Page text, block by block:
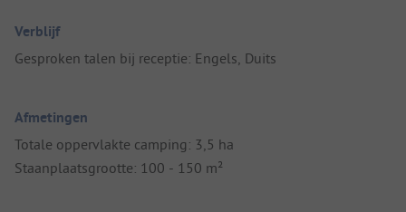
Verblijf
Gesproken talen bij receptie: Engels, Duits
Afmetingen
Totale oppervlakte camping: 3,5 ha
Staanplaatsgrootte: 100 - 150 m²